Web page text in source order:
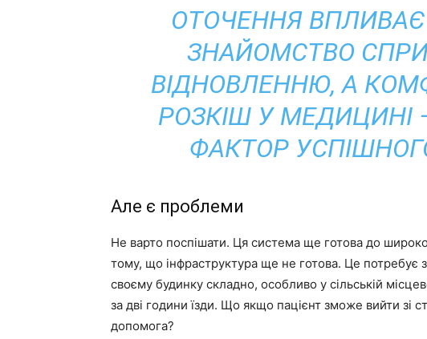
ОТОЧЕННЯ ВПЛИВАЄ
ЗНАЙОМСТВО
ВІДНОВЛЕННЮ, А
РОЗКІШ У
ФАКТОР
Але є проблеми
Не варто поспішати. Ця система ще готова до
тому, що інфраструктура ще не готова. Це потребує
своєму будинку складно, особливо у сільській
за дві години їзди. Що якщо пацієнт зможе вийти зі
допомога?